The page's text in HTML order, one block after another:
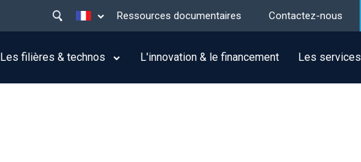
Lister les actions supplémentaires
menu
top
Ressources documentaires Contactez-nous
Les filières & technos L'innovation & le financement Les services